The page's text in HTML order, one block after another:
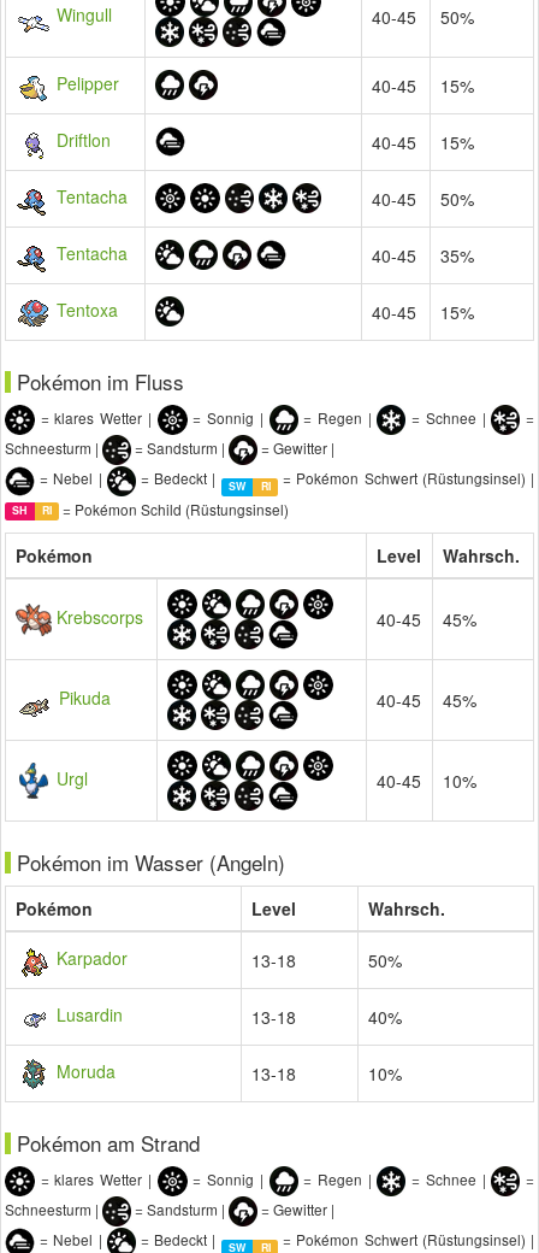
Wingull 40-45 50%
Pelipper 40-45 15%
Driftlon 40-45 15%
Tentacha 40-45 50%
Tentacha 40-45 35%
Tentoxa 40-45 15%
Pokémon im Fluss
= klares Wetter | = Sonnig | = Regen | = Schnee |
=
Schneesturm |
= Sandsturm |
= Gewitter |
= Nebel |
= Bedeckt | SW RI = Pokémon Schwert (Rüstungsinsel) |
SH RI = Pokémon Schild (Rüstungsinsel)
Pokémon Level Wahrsch.
Krebscorps 40-45 45%
Pikuda 40-45 45%
Urgl 40-45 10%
Pokémon im Wasser (Angeln)
Pokémon Level Wahrsch.
Karpador 13-18 50%
Lusardin 13-18 40%
Moruda 13-18 10%
Pokémon am Strand
= klares Wetter | = Sonnig | = Regen | = Schnee |
=
Schneesturm |
= Sandsturm |
= Gewitter |
= Nebel |
= Bedeckt | SW RI = Pokémon Schwert (Rüstungsinsel) |